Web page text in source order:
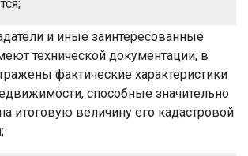
и иные заинтересованные
технической документации, в
фактические характеристики
способные значительно
итоговую величину его кадастровой